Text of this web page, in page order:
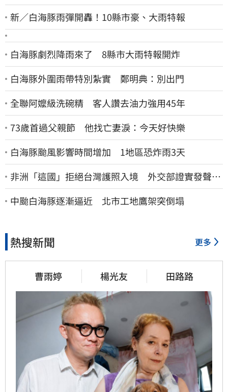
新／白海豚雨彈開轟！10縣市豪、大雨特報
白海豚劇烈降雨來了 8縣市大雨特報開炸
白海豚外圍雨帶特別紮實 鄭明典：別出門
全聯阿嬤級洗碗精 客人讚去油力強用45年
73歲首過父親節 他找亡妻淚：今天好快樂
白海豚颱風影響時間增加 1地區恐炸雨3天
非洲「這國」拒絕台灣護照入境 外交部證實發聲
了：持續交涉聯繫
中颱白海豚逐漸逼近 北市工地鷹架突倒塌
熱搜新聞 更多
曹雨婷 楊光友 田路路